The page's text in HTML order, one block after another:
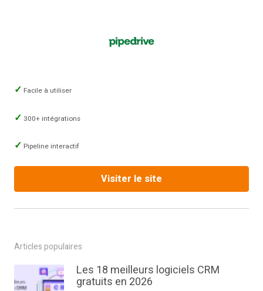
Facile à utiliser
300+ intégrations
Pipeline interactif
Visiter le site
Articles populaires
Les 18 meilleurs logiciels CRM
gratuits en 2026